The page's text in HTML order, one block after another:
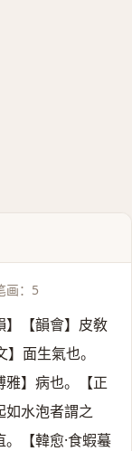
画：5
】【韻會】皮敎
面生氣也。
雅】病也。【正
如水泡者謂之
【韓愈·食蝦蟇